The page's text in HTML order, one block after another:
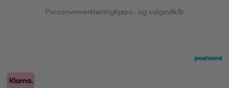
PersonvernerklæringKjøps- og salgsvilkår